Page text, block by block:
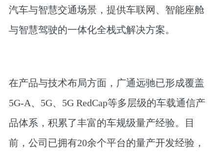
汽车与智慧交通场景，提供车联网、智能座舱
与智慧驾驶的一体化全栈式解决方案。
在产品与技术布局方面，广通远驰已形成覆盖
5G-A、5G、5G RedCap等多层级的车载通信产
品体系，积累了丰富的车规级量产经验。目
前，公司已拥有20余个平台的量产开发经验，